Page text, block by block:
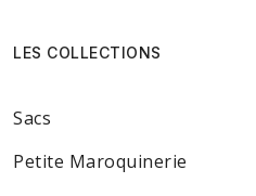
LES COLLECTIONS
Sacs
Petite Maroquinerie